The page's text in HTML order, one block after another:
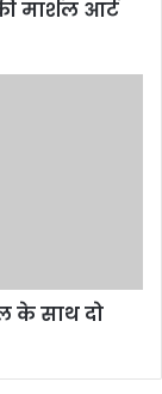
मार्शल आर्ट
के साथ दो